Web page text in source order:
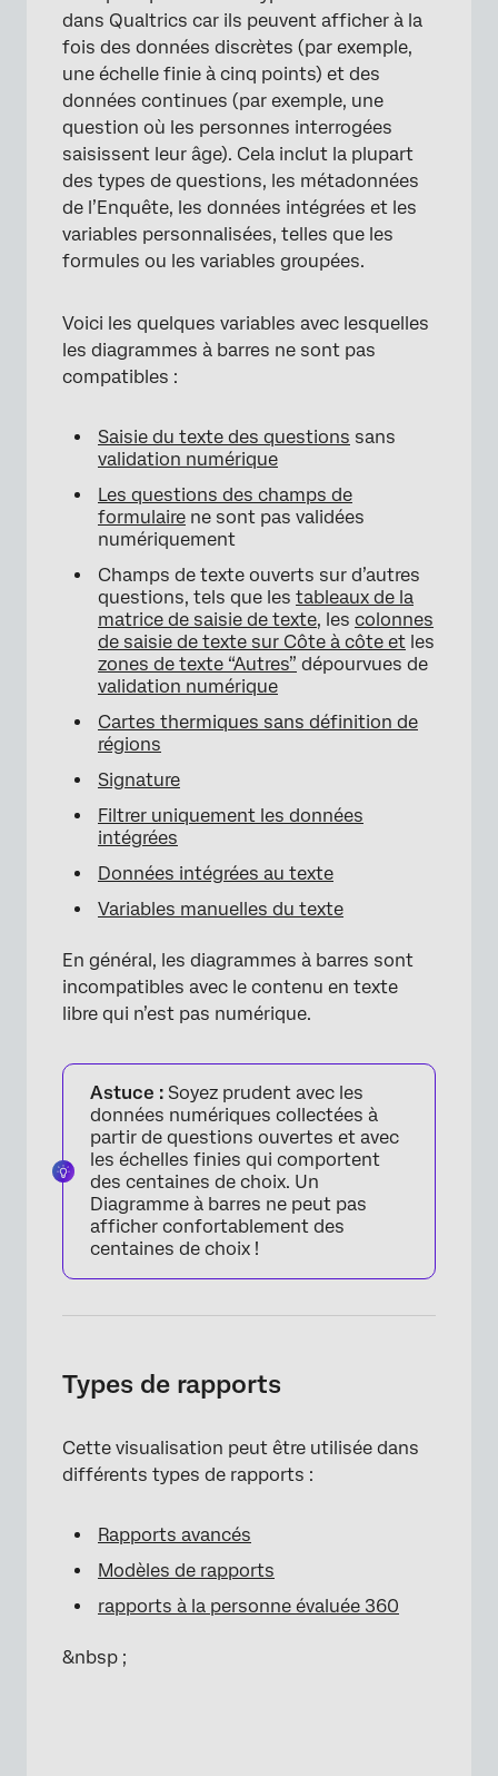
dans Qualtrics car ils peuvent afficher à la
fois des données discrètes (par exemple,
une échelle finie à cinq points) et des
données continues (par exemple, une
question où les personnes interrogées
saisissent leur âge). Cela inclut la plupart
des types de questions, les métadonnées
de l’Enquête, les données intégrées et les
variables personnalisées, telles que les
formules ou les variables groupées.
Voici les quelques variables avec lesquelles
les diagrammes à barres ne sont pas
compatibles :
Saisie du texte des questions sans
validation numérique
Les questions des champs de
formulaire ne sont pas validées
numériquement
Champs de texte ouverts sur d’autres
questions, tels que les tableaux de la
matrice de saisie de texte, les colonnes
de saisie de texte sur Côte à côte et les
zones de texte “Autres” dépourvues de
validation numérique
Cartes thermiques sans définition de
régions
Signature
Filtrer uniquement les données
intégrées
Données intégrées au texte
Variables manuelles du texte
En général, les diagrammes à barres sont
incompatibles avec le contenu en texte
libre qui n’est pas numérique.
Astuce : Soyez prudent avec les
données numériques collectées à
partir de questions ouvertes et avec
les échelles finies qui comportent
des centaines de choix. Un
Diagramme à barres ne peut pas
afficher confortablement des
centaines de choix !
Types de rapports
Cette visualisation peut être utilisée dans
différents types de rapports :
Rapports avancés
Modèles de rapports
rapports à la personne évaluée 360
&nbsp ;